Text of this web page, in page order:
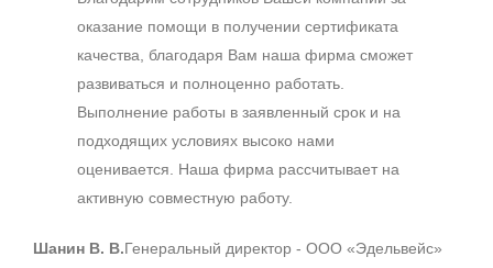
оказание помощи в получении сертификата
качества, благодаря Вам наша фирма сможет
развиваться и полноценно работать.
Выполнение работы в заявленный срок и на
подходящих условиях высоко нами
оценивается. Наша фирма рассчитывает на
активную совместную работу.
Шанин В. В.Генеральный директор - ООО «Эдельвейс»